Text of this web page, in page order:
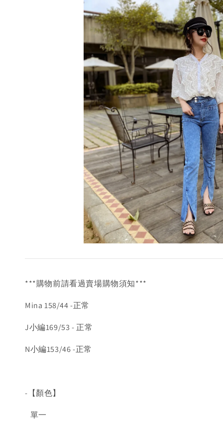
***購物前請看過賣場購物須知***
Mina 158/44 -正常
J小編169/53 - 正常
N小編153/46 -正常
-【顏色】
單一